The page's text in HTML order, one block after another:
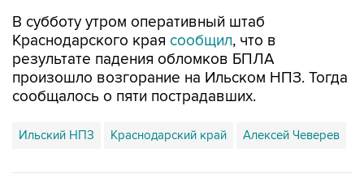
В субботу утром оперативный штаб
Краснодарского края сообщил, что в
результате падения обломков БПЛА
произошло возгорание на Ильском НПЗ. Тогда
сообщалось о пяти пострадавших.
Ильский НПЗ Краснодарский край Алексей Чеверев